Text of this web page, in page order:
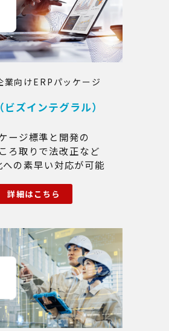
業向けERPパッケージ
ズインテグラル）
ージ標準と開発の
ろ取りで法改正など
への素早い対応が可能
詳細はこちら